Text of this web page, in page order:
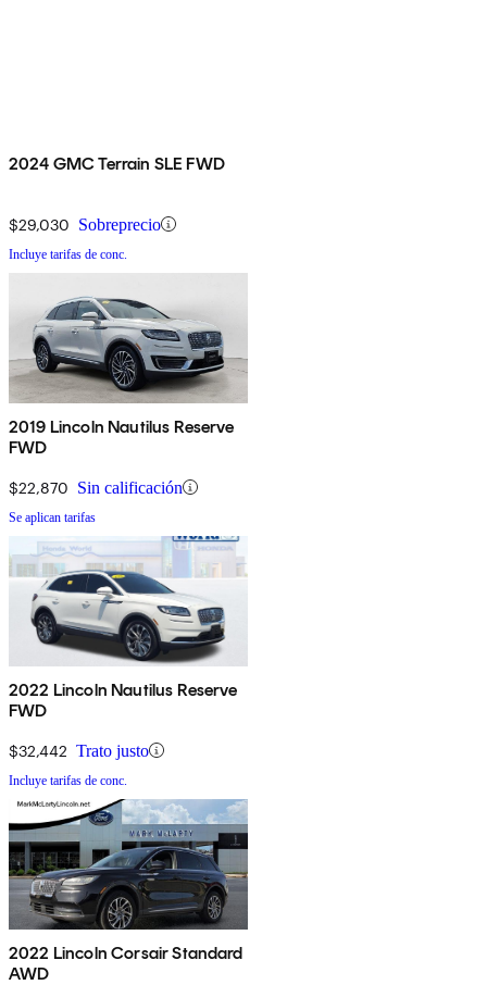
2024 GMC Terrain SLE FWD
$29,030 Sobreprecio
Incluye tarifas de conc.
2019 Lincoln Nautilus Reserve
FWD
$22,870 Sin calificación
Se aplican tarifas
2022 Lincoln Nautilus Reserve
FWD
$32,442 Trato justo
Incluye tarifas de conc.
2022 Lincoln Corsair Standard
AWD